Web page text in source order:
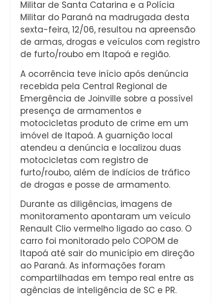
Militar de Santa Catarina e a Polícia
Militar do Paraná na madrugada desta
sexta-feira, 12/06, resultou na apreensão
de armas, drogas e veículos com registro
de furto/roubo em Itapoá e região.
A ocorrência teve início após denúncia
recebida pela Central Regional de
Emergência de Joinville sobre a possível
presença de armamentos e
motocicletas produto de crime em um
imóvel de Itapoá. A guarnição local
atendeu a denúncia e localizou duas
motocicletas com registro de
furto/roubo, além de indícios de tráfico
de drogas e posse de armamento.
Durante as diligências, imagens de
monitoramento apontaram um veículo
Renault Clio vermelho ligado ao caso. O
carro foi monitorado pelo COPOM de
Itapoá até sair do município em direção
ao Paraná. As informações foram
compartilhadas em tempo real entre as
agências de inteligência de SC e PR.